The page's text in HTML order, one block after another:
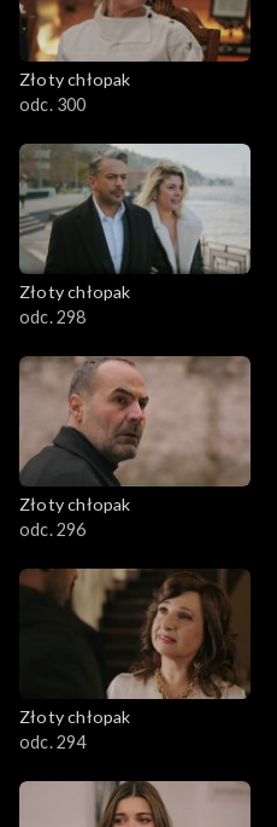
Złoty chłopak
odc. 300
Złoty chłopak
odc. 298
Złoty chłopak
odc. 296
Złoty chłopak
odc. 294